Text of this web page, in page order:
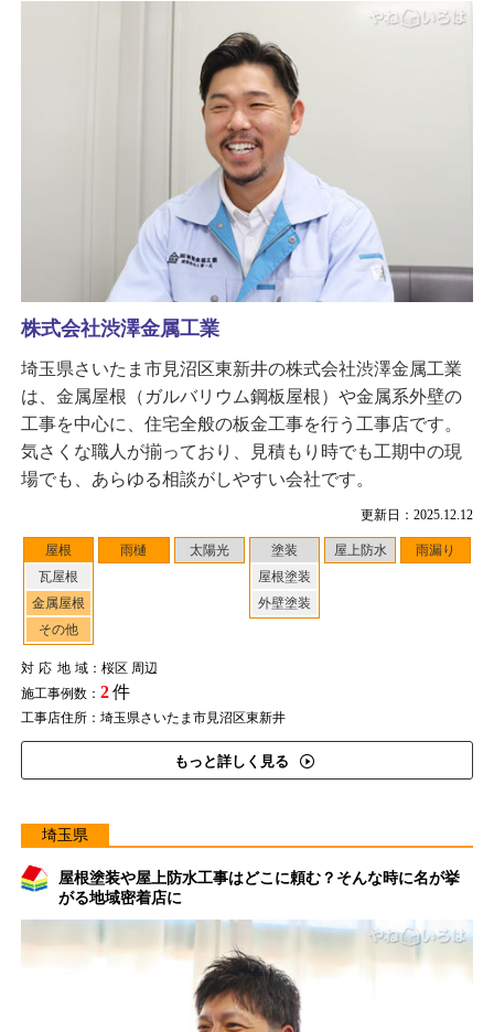
更新日：2025.12.12
屋根
瓦屋根
金属屋根
その他
雨樋 太陽光
塗装
屋根塗装
外壁塗装
屋上防水 雨漏り
対応地域：桜区 周辺
施工事例数： 2件
工事店住所：埼玉県さいたま市見沼区東新井
もっと詳しく見る
株式会社渋澤金属工業
埼玉県さいたま市見沼区東新井の株式会社渋澤金属工業
は、金属屋根（ガルバリウム鋼板屋根）や金属系外壁の
工事を中心に、住宅全般の板金工事を行う工事店です。
気さくな職人が揃っており、見積もり時でも工期中の現
場でも、あらゆる相談がしやすい会社です。
埼玉県
屋根塗装や屋上防水工事はどこに頼む？そんな時に名が挙
がる地域密着店に